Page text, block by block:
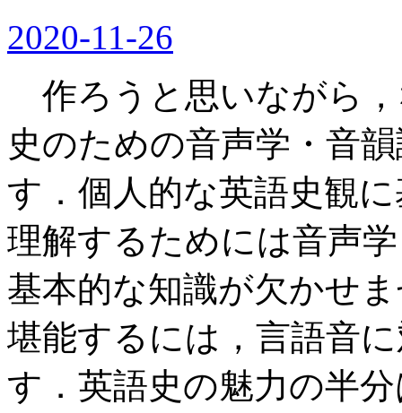
2020-11-26
作ろうと思いながら
史のための音声学・音
す．個人的な英語史観
理解するためには音声
基本的な知識が欠かせ
堪能するには，言語音
す．英語史の魅力の半